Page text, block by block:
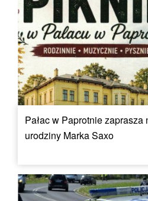
Pałac w Paprotnie
urodziny Marka Saxo